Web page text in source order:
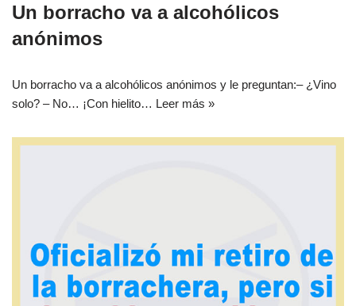
Un borracho va a alcohólicos
anónimos
Un borracho va a alcohólicos anónimos y le preguntan:– ¿Vino
solo? – No… ¡Con hielito… Leer más »